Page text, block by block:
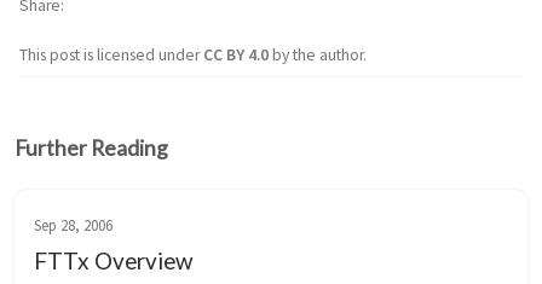
This post is licensed underCC BY 4.0by the author.
Share
Further Reading
Sep 28, 2006
FTTx Overview